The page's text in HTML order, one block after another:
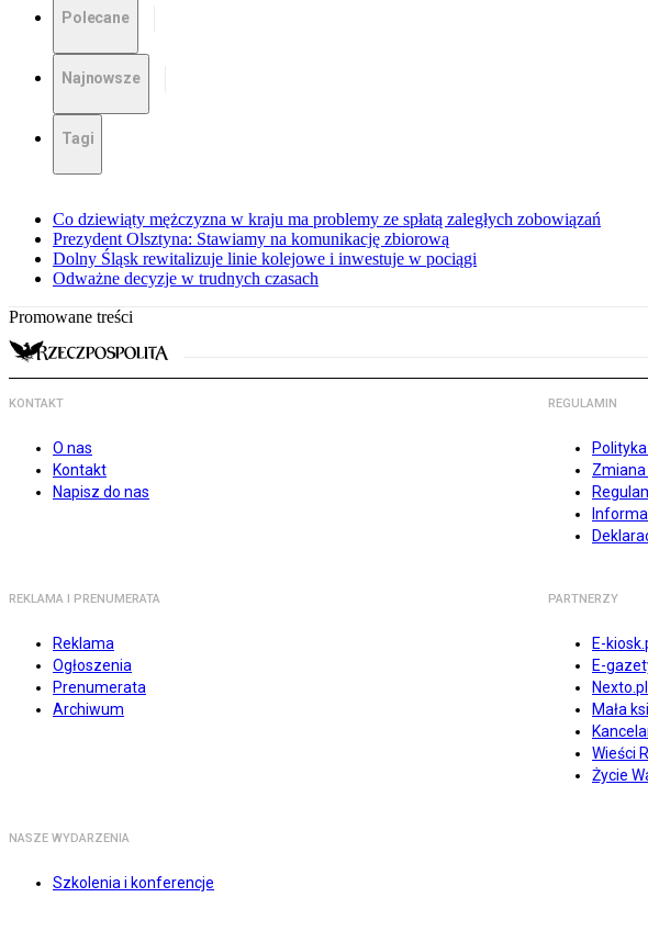
Polecane
Najnowsze
Tagi
Co dziewiąty mężczyzna w kraju ma problemy ze spłatą zaległych zobowiązań
Prezydent Olsztyna: Stawiamy na komunikację zbiorową
Dolny Śląsk rewitalizuje linie kolejowe i inwestuje w pociągi
Odważne decyzje w trudnych czasach
Promowane treści
KONTAKT
O nas
Kontakt
Napisz do nas
REGULAMIN
REKLAMA I PRENUMERATA
Reklama
Ogłoszenia
Prenumerata
Archiwum
PARTNERZY
E-
E-
Nexto.pl
Mała
Wieści
Życie
NASZE WYDARZENIA
Szkolenia i konferencje